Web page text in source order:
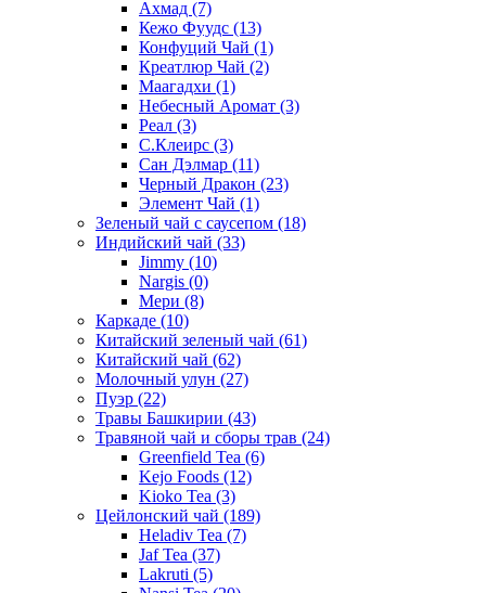
Ахмад (7)
Кежо Фуудс (13)
Конфуций Чай (1)
Креатлюр Чай (2)
Маагадхи (1)
Небесный Аромат (3)
Реал (3)
С.Клеирс (3)
Сан Дэлмар (11)
Черный Дракон (23)
Элемент Чай (1)
Зеленый чай с саусепом (18)
Индийский чай (33)
Jimmy (10)
Nargis (0)
Мери (8)
Каркаде (10)
Китайский зеленый чай (61)
Китайский чай (62)
Молочный улун (27)
Пуэр (22)
Травы Башкирии (43)
Травяной чай и сборы трав (24)
Greenfield Tea (6)
Kejo Foods (12)
Kioko Tea (3)
Цейлонский чай (189)
Heladiv Tea (7)
Jaf Tea (37)
Lakruti (5)